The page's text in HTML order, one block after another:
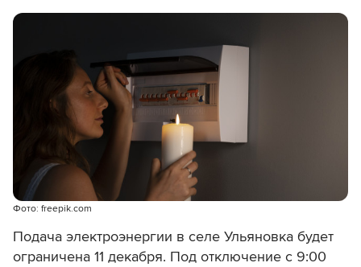
Фото: freepik.com
Подача электроэнергии в селе Ульяновка будет
ограничена 11 декабря. Под отключение с 9:00